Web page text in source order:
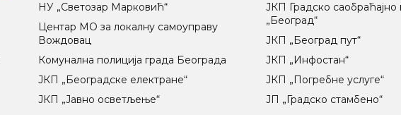
НУ „Светозар Марковић“
Центар МO за локалну самоуправу
Вождовац
Комунална полиција града Београда
ЈКП „Београдске електране“
ЈКП „Јавно осветљење“
ЈКП Градско
„Београд“
ЈКП „Београд пут“
ЈКП „Инфостан“
ЈКП „Погребне услуге“
ЈП „Градско стамбено“